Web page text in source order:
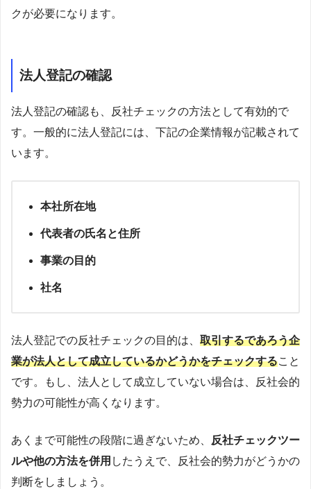
クが必要になります。
法人登記の確認
法人登記の確認も、反社チェックの方法として有効的で
す。一般的に法人登記には、下記の企業情報が記載されて
います。
本社所在地
代表者の氏名と住所
事業の目的
社名
法人登記での反社チェックの目的は、 取引するであろう企
業が法人として成立しているかどうかをチェックすること
です。もし、法人として成立していない場合は、反社会的
勢力の可能性が高くなります。
あくまで可能性の段階に過ぎないため、 反社チェックツー
ルや他の方法を併用 したうえで、反社会的勢力がどうかの
判断をしましょう。